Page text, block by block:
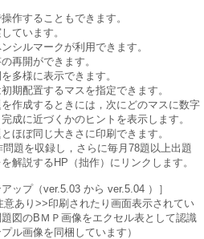
作することもできます。
ています。
シルマークが利用できます。
再開ができます。
多様に表示できます。
期配置するマスを指定できます。
作成するときには，次にどのマスに数字
成に近づくかのヒントを表示します。
ほぼ同じ大きさに印刷できます。
問題を収録し，さらに毎月78題以上出題
解説するHP（拙作）にリンクします。
アップ（ver.5.03 から ver.5.04 ）］
意あり>>印刷されたり画面表示されてい
図のBＭＰ画像をエクセル表として認識
ル画像を同梱しています）